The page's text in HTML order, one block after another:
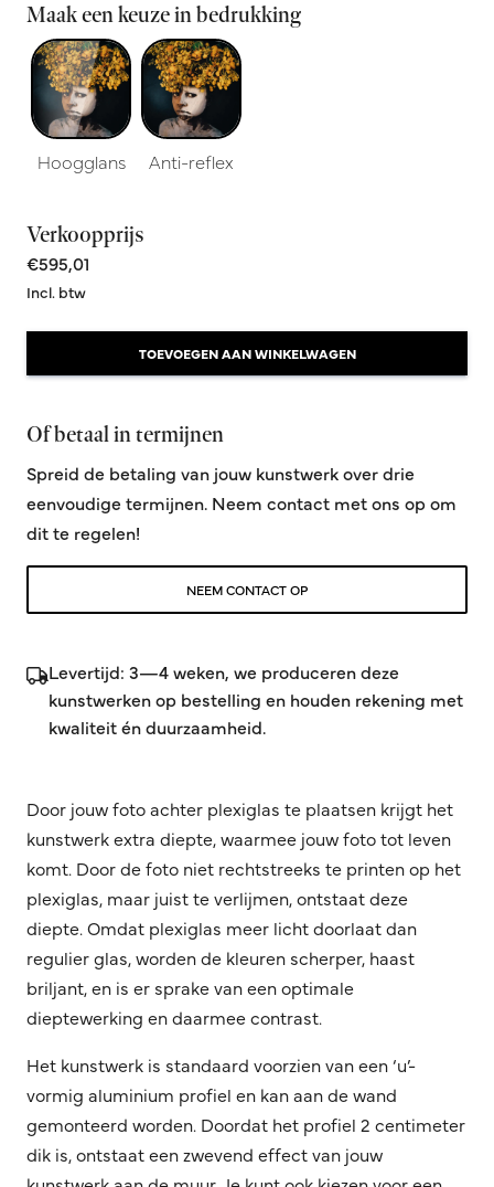
Maak een keuze in bedrukking
Hoogglans Anti-reflex
Verkoopprijs
€595,01
Incl. btw
TOEVOEGEN AAN WINKELWAGEN
Of betaal in termijnen
Spreid de betaling van jouw kunstwerk over drie
eenvoudige termijnen. Neem contact met ons op om
dit te regelen!
NEEM CONTACT OP
Levertijd: 3—4 weken, we produceren deze
kunstwerken op bestelling en houden rekening met
kwaliteit én duurzaamheid.
Door jouw foto achter plexiglas te plaatsen krijgt het
kunstwerk extra diepte, waarmee jouw foto tot leven
komt. Door de foto niet rechtstreeks te printen op het
plexiglas, maar juist te verlijmen, ontstaat deze
diepte. Omdat plexiglas meer licht doorlaat dan
regulier glas, worden de kleuren scherper, haast
briljant, en is er sprake van een optimale
dieptewerking en daarmee contrast.
Het kunstwerk is standaard voorzien van een ‘u’-
vormig aluminium profiel en kan aan de wand
gemonteerd worden. Doordat het profiel 2 centimeter
dik is, ontstaat een zwevend effect van jouw